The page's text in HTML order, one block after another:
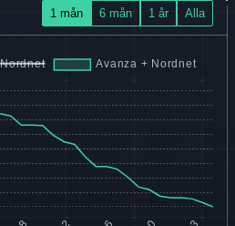
1 mån 6 mån 1 år Alla